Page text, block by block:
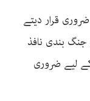
قرار دیتے
جنگ بندی نافذ
لیے ضروری